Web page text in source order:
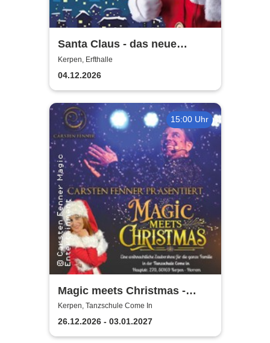
Santa Claus - das neue
Weihnachtsmusical (nicht
nur) für Kinder
Kerpen, Erfthalle
04.12.2026
15:00 Uhr
Magic meets Christmas -
Tanzschule Come In
Kerpen, Tanzschule Come In
26.12.2026 - 03.01.2027